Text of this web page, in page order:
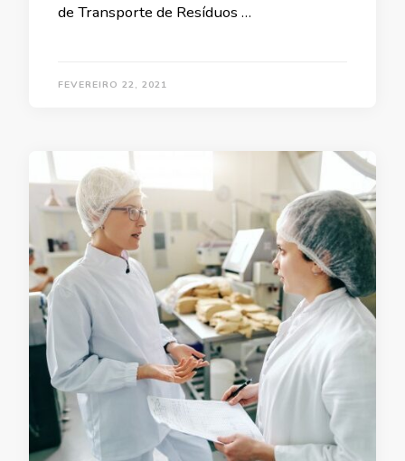
de Transporte de Resíduos …
FEVEREIRO 22, 2021